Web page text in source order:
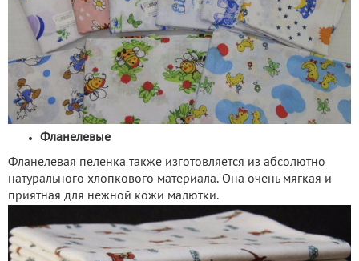
Фланелевые
Фланелевая пеленка также изготовляется из абсолютно
натурального хлопкового материала. Она очень мягкая и
приятная для нежной кожи малютки.